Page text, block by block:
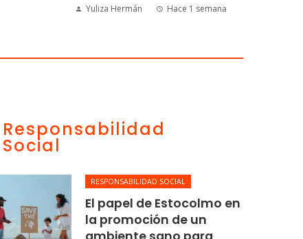
Yuliza Hermán Hace 1 semana
Responsabilidad
Social
RESPONSABILIDAD SOCIAL
El papel de Estocolmo en
la promoción de un